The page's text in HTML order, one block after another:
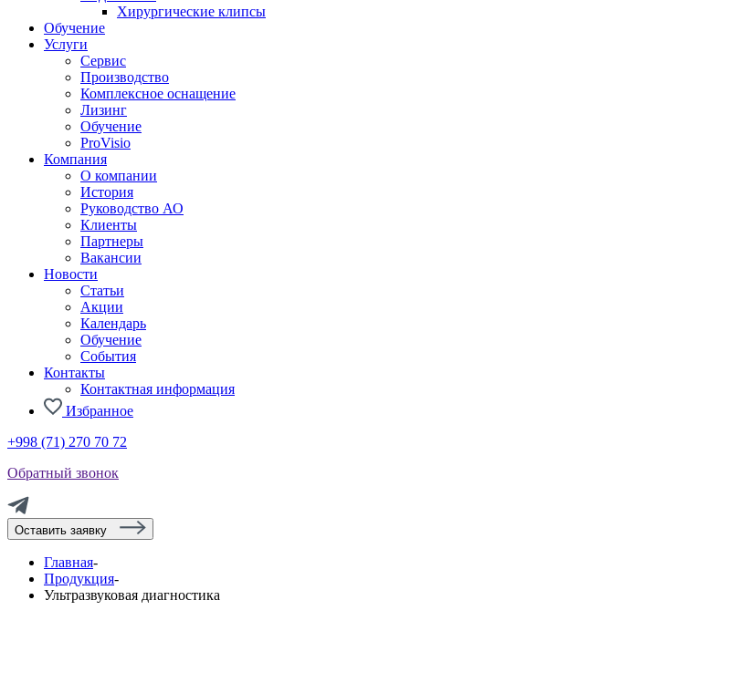
Хирургические клипсы
Обучение
Услуги
Сервис
Производство
Комплексное оснащение
Лизинг
Обучение
ProVisio
Компания
О компании
История
Руководство АО
Клиенты
Партнеры
Вакансии
Новости
Статьи
Акции
Календарь
Обучение
События
Контакты
Контактная информация
Избранное
+998 (71) 270 70 72
Обратный звонок
Оставить заявку
Главная-
Продукция-
Ультразвуковая диагностика